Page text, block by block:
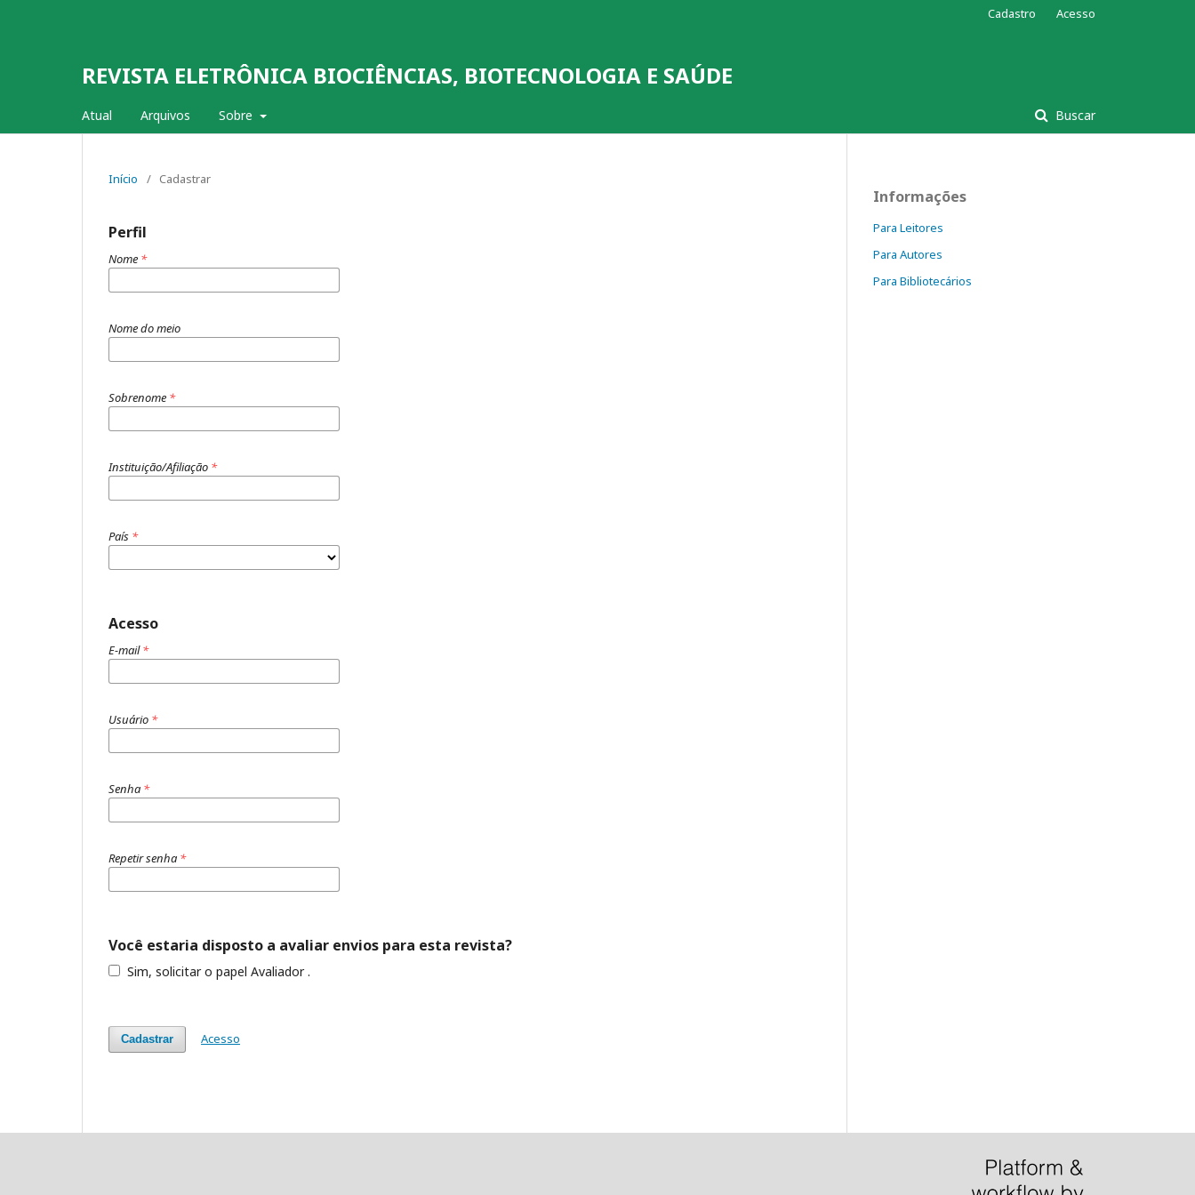
REVISTA ELETRÔNICA BIOCIÊNCIAS, BIOTECNOLOGIA E SAÚDE
Atual Arquivos Sobre Buscar
Cadastro Acesso
Início / Cadastrar
Perfil
Nome *
Nome do meio
Sobrenome *
Instituição/Afiliação *
País *
Acesso
E-mail*
Usuário *
Senha *
Repetir senha *
Você estaria disposto a avaliar envios para esta revista?
Sim, solicitar o papel Avaliador .
Cadastrar Acesso
Informações
Para Leitores
Para Autores
Para Bibliotecários